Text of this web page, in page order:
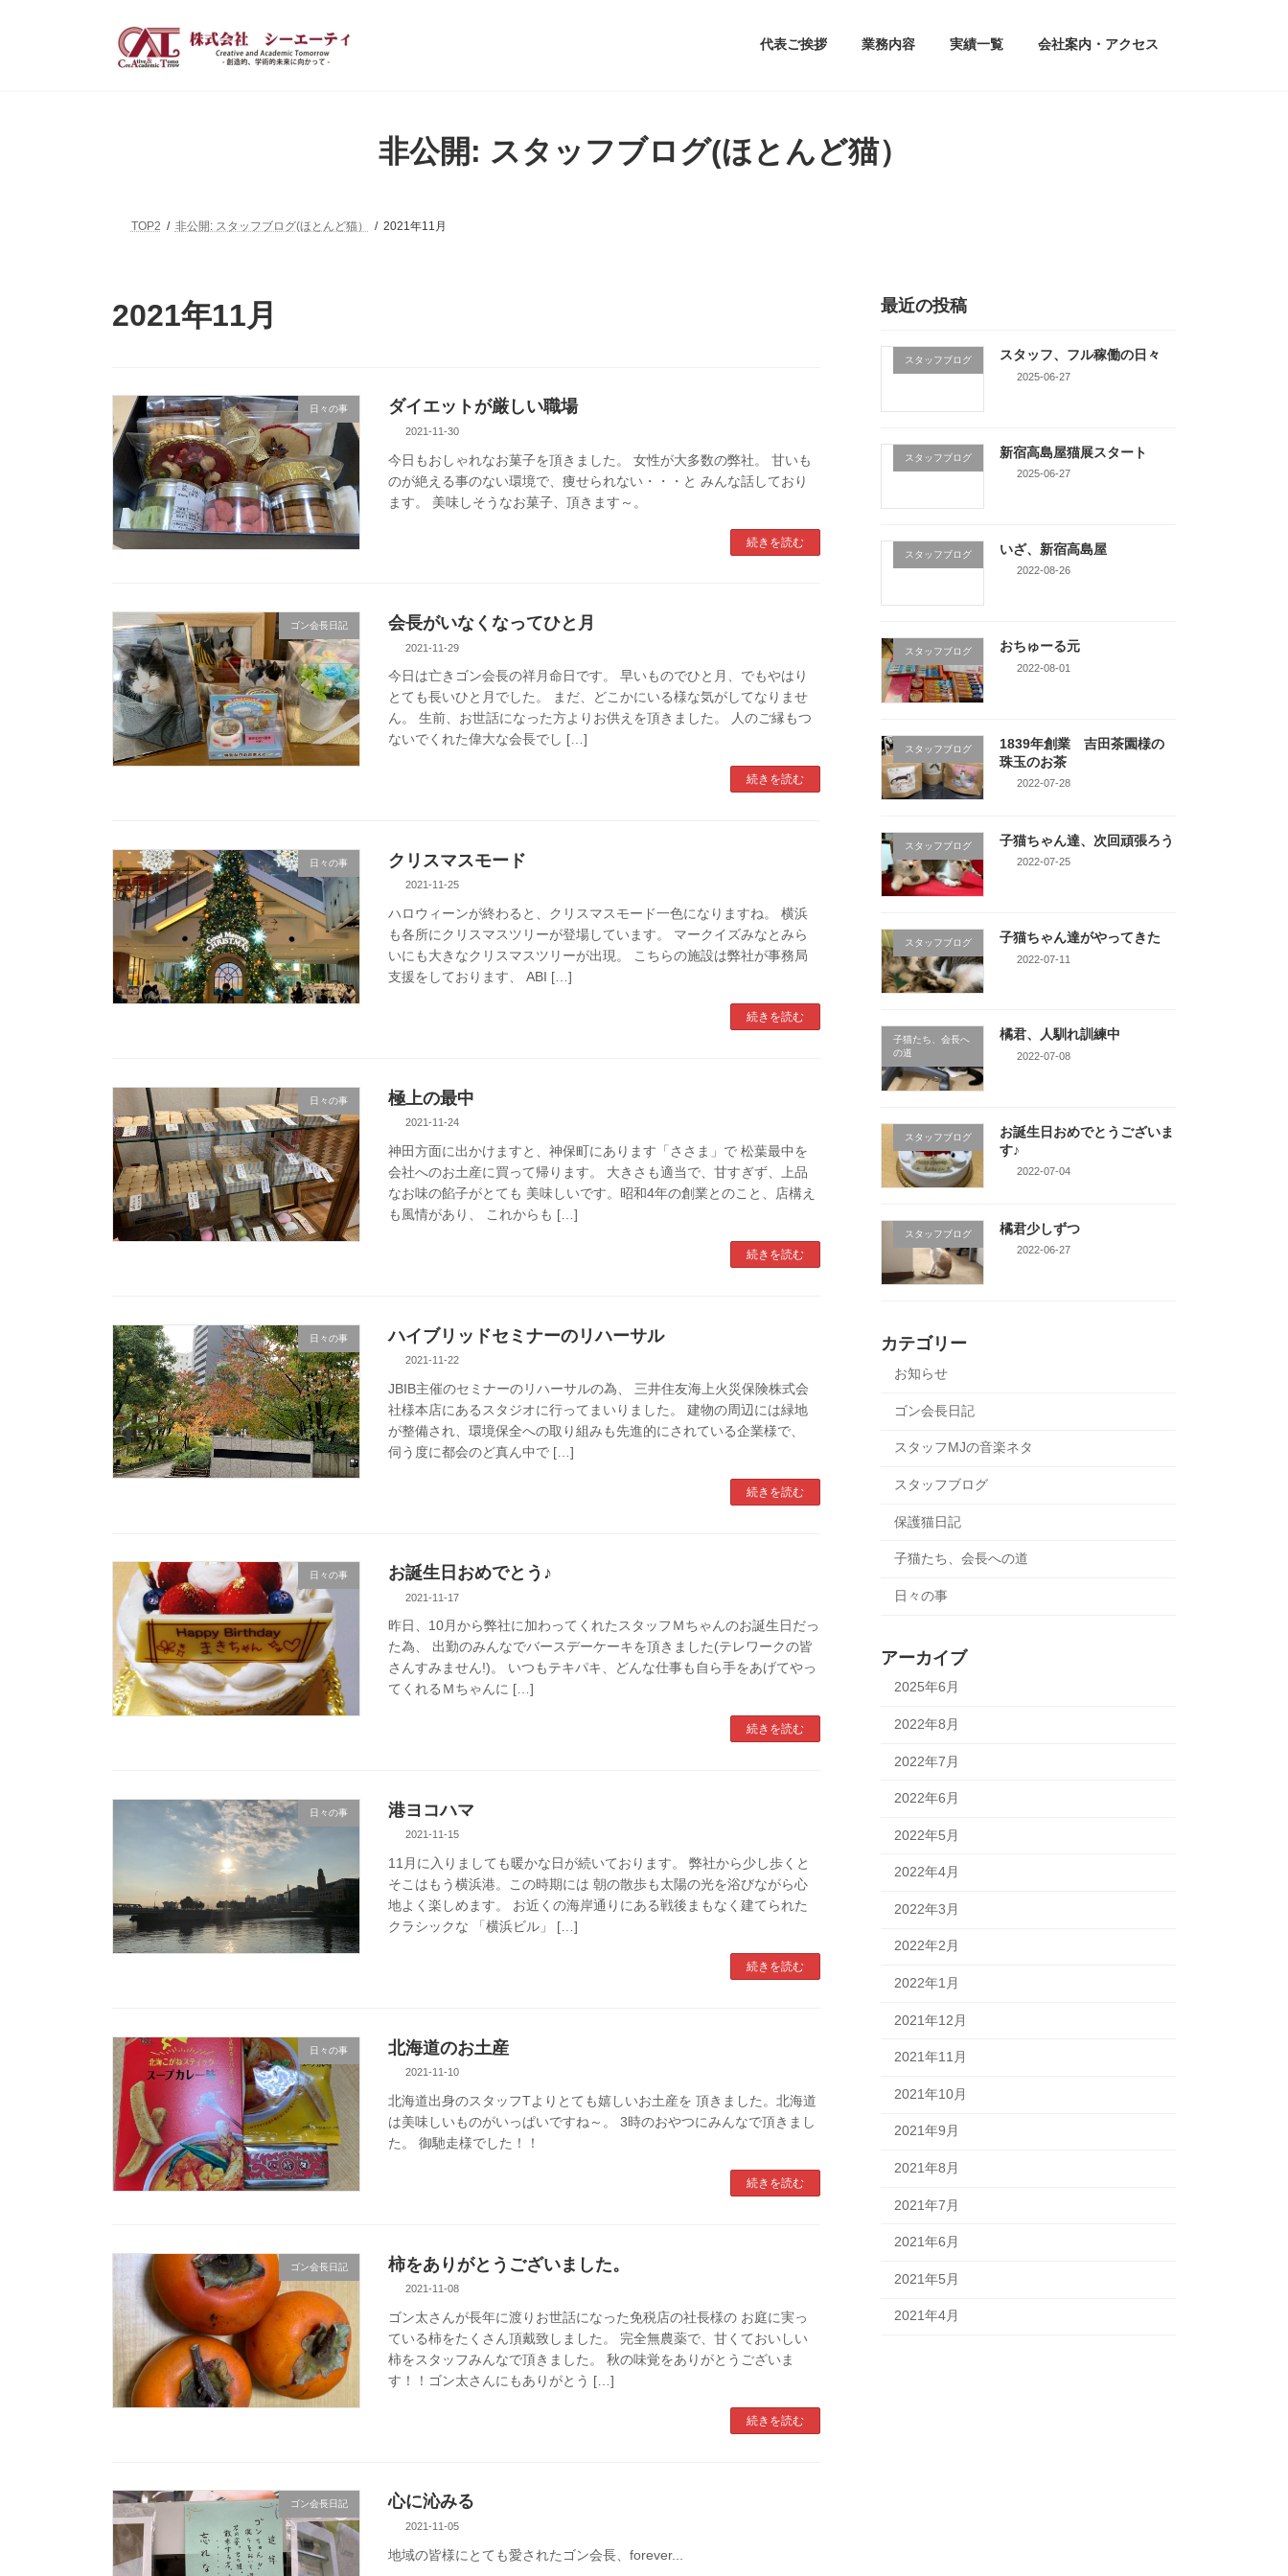
代表ご挨拶 業務内容 実績一覧 会社案内・アクセス
非公開: スタッフブログ(ほとんど猫）
TOP2 非公開: スタッフブログ(ほとんど猫） 2021年11月
2021年11月
日々の事 ダイエットが厳しい職場
2021-11-30
今日もおしゃれなお菓子を頂きました。 女性が大多数の弊社。 甘いも
のが絶える事のない環境で、痩せられない・・・と みんな話しており
ます。 美味しそうなお菓子、頂きます～。
続きを読む
ゴン会長日記 会長がいなくなってひと月
2021-11-29
今日は亡きゴン会長の祥月命日です。 早いものでひと月、でもやはり
とても長いひと月でした。 まだ、どこかにいる様な気がしてなりませ
ん。 生前、お世話になった方よりお供えを頂きました。 人のご縁もつ
ないでくれた偉大な会長でし […]
続きを読む
日々の事 クリスマスモード
2021-11-25
ハロウィーンが終わると、クリスマスモード一色になりますね。 横浜
も各所にクリスマスツリーが登場しています。 マークイズみなとみら
いにも大きなクリスマスツリーが出現。 こちらの施設は弊社が事務局
支援をしております、 ABI […]
続きを読む
日々の事 極上の最中
2021-11-24
神田方面に出かけますと、神保町にあります「ささま」で 松葉最中を
会社へのお土産に買って帰ります。 大きさも適当で、甘すぎず、上品
なお味の餡子がとても 美味しいです。昭和4年の創業とのこと、店構え
も風情があり、 これからも […]
続きを読む
日々の事 ハイブリッドセミナーのリハーサル
2021-11-22
JBIB主催のセミナーのリハーサルの為、 三井住友海上火災保険株式会
社様本店にあるスタジオに行ってまいりました。 建物の周辺には緑地
が整備され、環境保全への取り組みも先進的にされている企業様で、
伺う度に都会のど真ん中で […]
続きを読む
日々の事 お誕生日おめでとう♪
2021-11-17
昨日、10月から弊社に加わってくれたスタッフＭちゃんのお誕生日だっ
た為、 出勤のみんなでバースデーケーキを頂きました(テレワークの皆
さんすみません!)。 いつもテキパキ、どんな仕事も自ら手をあげてやっ
てくれるＭちゃんに […]
続きを読む
日々の事 港ヨコハマ
2021-11-15
11月に入りましても暖かな日が続いております。 弊社から少し歩くと
そこはもう横浜港。この時期には 朝の散歩も太陽の光を浴びながら心
地よく楽しめます。 お近くの海岸通りにある戦後まもなく建てられた
クラシックな 「横浜ビル」 […]
続きを読む
日々の事 北海道のお土産
2021-11-10
北海道出身のスタッフTよりとても嬉しいお土産を 頂きました。北海道
は美味しいものがいっぱいですね～。 3時のおやつにみんなで頂きまし
た。 御馳走様でした！！
続きを読む
ゴン会長日記 柿をありがとうございました。
2021-11-08
ゴン太さんが長年に渡りお世話になった免税店の社長様の お庭に実っ
ている柿をたくさん頂戴致しました。 完全無農薬で、甘くておいしい
柿をスタッフみんなで頂きました。 秋の味覚をありがとうございま
す！！ゴン太さんにもありがとう […]
続きを読む
ゴン会長日記 心に沁みる
2021-11-05
地域の皆様にとても愛されたゴン会長、forever...
最近の投稿
スタッフブログ スタッフ、フル稼働の日々
2025-06-27
スタッフブログ 新宿高島屋猫展スタート
2025-06-27
スタッフブログ いざ、新宿高島屋
2022-08-26
スタッフブログ おちゅーる元
2022-08-01
スタッフブログ
1839年創業 吉田茶園様の
珠玉のお茶
2022-07-28
スタッフブログ 子猫ちゃん達、次回頑張ろう
2022-07-25
スタッフブログ 子猫ちゃん達がやってきた
2022-07-11
子猫たち、会長へ
の道
橘君、人馴れ訓練中
2022-07-08
スタッフブログ
お誕生日おめでとうございま
す♪
2022-07-04
スタッフブログ 橘君少しずつ
2022-06-27
カテゴリー
お知らせ
ゴン会長日記
スタッフMJの音楽ネタ
スタッフブログ
保護猫日記
子猫たち、会長への道
日々の事
アーカイブ
2025年6月
2022年8月
2022年7月
2022年6月
2022年5月
2022年4月
2022年3月
2022年2月
2022年1月
2021年12月
2021年11月
2021年10月
2021年9月
2021年8月
2021年7月
2021年6月
2021年5月
2021年4月